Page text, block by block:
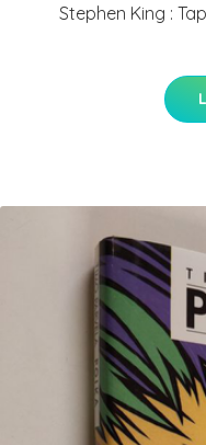
Stephen King :